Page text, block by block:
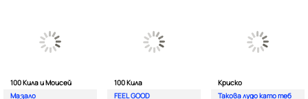
100 Кила и Моисей
Мазало
100 Кила
FEEL GOOD
Криско
Такова лудо като теб